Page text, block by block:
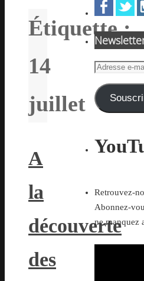
Étiquette :
14
juillet
A
la
découverte
des
Adresse
mail
Retrouvez-
Abonnez-
ne manquez